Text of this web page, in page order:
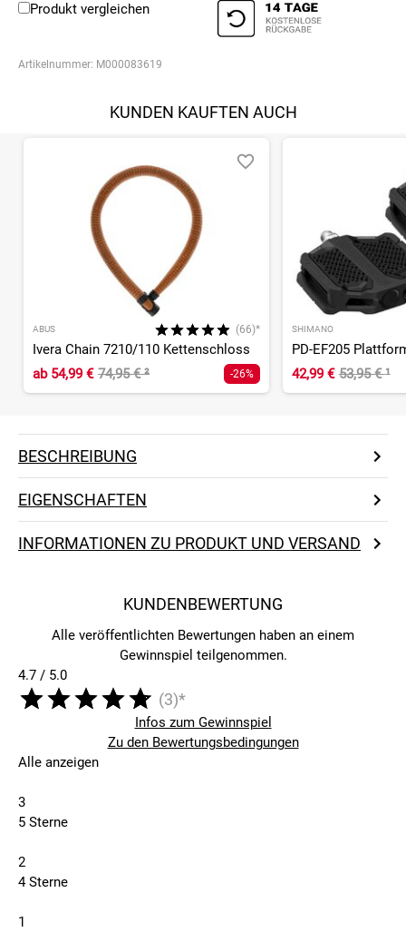
Produkt vergleichen
Artikelnummer: M000083619
KUNDEN KAUFTEN AUCH
ABUS (66)*
Ivera Chain 7210/110 Kettenschloss
ab54,99 € 74,95 €² -26%
SHIMANO
PD-EF205
42,99 € 53,95 €¹
BESCHREIBUNG
EIGENSCHAFTEN
INFORMATIONEN ZU PRODUKT UND VERSAND
KUNDENBEWERTUNG
Alle veröffentlichten Bewertungen haben an einem
Gewinnspiel teilgenommen.
4.7 / 5.0
(3)*
Infos zum Gewinnspiel
Zu den Bewertungsbedingungen
Alle anzeigen
3
5 Sterne
2
4 Sterne
1